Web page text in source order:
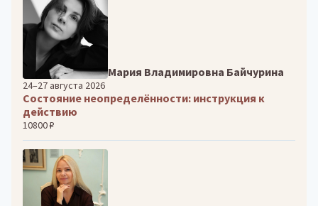
Мария Владимировна Байчурина
24–27 августа 2026
Состояние неопределённости: инструкция к
действию
10800 ₽